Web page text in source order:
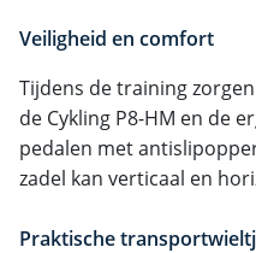
Veiligheid en comfort
Tijdens de training
de Cykling P8-HM en de
pedalen met
zadel kan verticaal en
Praktische